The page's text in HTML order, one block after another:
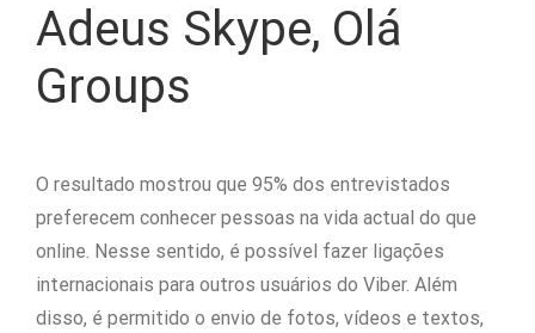
Adeus Skype, Olá
Groups
O resultado mostrou que 95% dos entrevistados
preferecem conhecer pessoas na vida actual do que
online. Nesse sentido, é possível fazer ligações
internacionais para outros usuários do Viber. Além
disso, é permitido o envio de fotos, vídeos e textos,